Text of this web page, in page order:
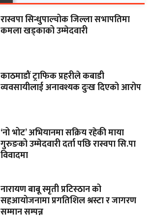
रास्वपा सिन्धुपाल्चोक जिल्ला सभापतिमा
कमला खड्काको उम्मेदवारी
काठमाडौं ट्राफिक प्रहरीले कबाडी
व्यवसायीलाई अनावश्यक दुःख दिएको आरोप
‘नो भोट’ अभियानमा सक्रिय रहेकी माया
गुरुङको उम्मेदवारी दर्ता पछि रास्वपा सि.पा
विवादमा
नारायण बाबू स्मृती प्रटिस्ठान को
सहआयोजनामा प्रगतिशिल श्रस्टा र जागरण
सम्मान सम्पन्न